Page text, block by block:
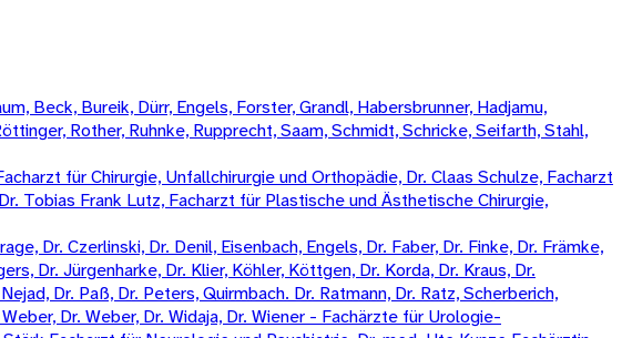
Beck, Bureik, Dürr, Engels, Forster, Grandl, Habersbrunner, Hadjamu,
Rother, Ruhnke, Rupprecht, Saam, Schmidt, Schricke, Seifarth, Stahl,
für Chirurgie, Unfallchirurgie und Orthopädie, Dr. Claas Schulze, Facharzt
Tobias Frank Lutz, Facharzt für Plastische und Ästhetische Chirurgie,
Dr. Czerlinski, Dr. Denil, Eisenbach, Engels, Dr. Faber, Dr. Finke, Dr. Främke,
Dr. Jürgenharke, Dr. Klier, Köhler, Köttgen, Dr. Korda, Dr. Kraus, Dr.
Dr. Paß, Dr. Peters, Quirmbach. Dr. Ratmann, Dr. Ratz, Scherberich,
Dr. Weber, Dr. Widaja, Dr. Wiener - Fachärzte für Urologie-